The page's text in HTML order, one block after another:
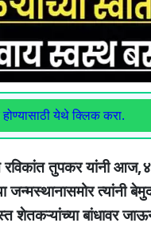
येथे क्लिक करा.
तुपकर यांनी
जन्मस्थानासमोर
बांधावर